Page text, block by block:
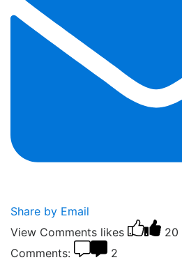
Share by Email
View Comments likes 20
Comments:
2